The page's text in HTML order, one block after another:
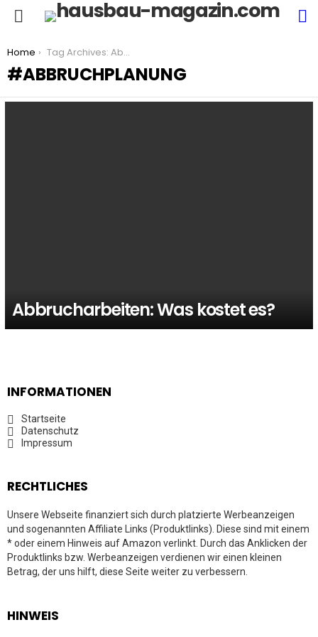
You are here:
Home Tag Archives: Abbruchplanung
ABBRUCHPLANUNG
Abbrucharbeiten: Was kostet es?
INFORMATIONEN
Startseite
Datenschutz
Impressum
RECHTLICHES
Unsere Webseite finanziert sich durch platzierte Werbeanzeigen
und sogenannten Affiliate Links (Produktlinks). Diese sind mit einem
* oder einem Hinweis auf Amazon verlinkt. Durch das Anklicken der
Produktlinks bzw. Werbeanzeigen verdienen wir einen kleinen
Betrag, der uns hilft, diese Seite weiter zu verbessern.
HINWEIS